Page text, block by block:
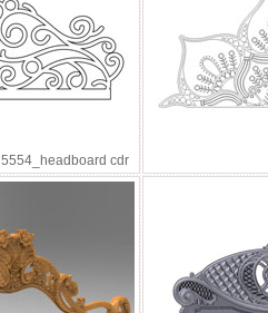
5554_headboard cdr